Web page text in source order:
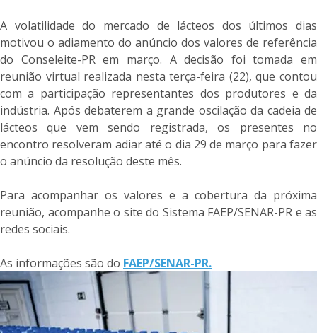
A volatilidade do mercado de lácteos dos últimos dias
motivou o adiamento do anúncio dos valores de referência
do Conseleite-PR em março. A decisão foi tomada em
reunião virtual realizada nesta terça-feira (22), que contou
com a participação representantes dos produtores e da
indústria. Após debaterem a grande oscilação da cadeia de
lácteos que vem sendo registrada, os presentes no
encontro resolveram adiar até o dia 29 de março para fazer
o anúncio da resolução deste mês.
Para acompanhar os valores e a cobertura da próxima
reunião, acompanhe o site do Sistema FAEP/SENAR-PR e as
redes sociais.
As informações são do FAEP/SENAR-PR.